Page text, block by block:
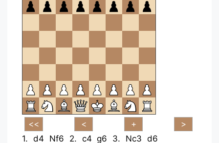
openen.
1. d4 Nf6 2. c4 g6 3. Nc3 d6